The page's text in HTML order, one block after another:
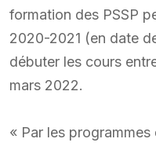
formation des PSSP
2020-2021 (en date
débuter les cours
mars 2022.
« Par les